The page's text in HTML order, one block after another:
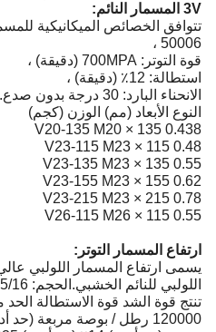
3V المسمار النائم:
50006 ،
قوة التوتر: 700MPA (دقيقة) ،
استطالة: 12٪ (دقيقة) ،
الانحناء البارد: 30 درجة بدون صدع.
النوع الأبعاد (مم) الوزن (كجم)
V20-135 M20 × 135 0.438
V23-115 M23 × 115 0.48
V23-135 M23 × 135 0.55
V23-155 M23 × 155 0.62
V23-215 M23 × 215 0.78
V26-115 M26 × 115 0.55
ارتفاع المسمار التوتر:
يسمى ارتفاع المسمار اللولبي
اللولبي للنائم الخشبي.الحجم: 15/16 × 6-1 / 2.
تنتج قوة الشد قوة الاستطالة